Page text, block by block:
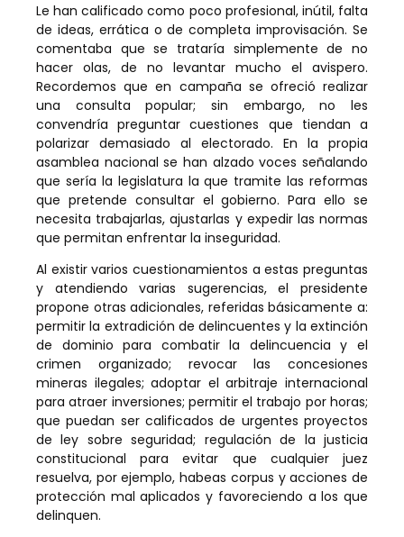
Le han calificado como poco profesional, inútil, falta
de ideas, errática o de completa improvisación. Se
comentaba que se trataría simplemente de no
hacer olas, de no levantar mucho el avispero.
Recordemos que en campaña se ofreció realizar
una consulta popular; sin embargo, no les
convendría preguntar cuestiones que tiendan a
polarizar demasiado al electorado. En la propia
asamblea nacional se han alzado voces señalando
que sería la legislatura la que tramite las reformas
que pretende consultar el gobierno. Para ello se
necesita trabajarlas, ajustarlas y expedir las normas
que permitan enfrentar la inseguridad.
Al existir varios cuestionamientos a estas preguntas
y atendiendo varias sugerencias, el presidente
propone otras adicionales, referidas básicamente a:
permitir la extradición de delincuentes y la extinción
de dominio para combatir la delincuencia y el
crimen organizado; revocar las concesiones
mineras ilegales; adoptar el arbitraje internacional
para atraer inversiones; permitir el trabajo por horas;
que puedan ser calificados de urgentes proyectos
de ley sobre seguridad; regulación de la justicia
constitucional para evitar que cualquier juez
resuelva, por ejemplo, habeas corpus y acciones de
protección mal aplicados y favoreciendo a los que
delinquen.